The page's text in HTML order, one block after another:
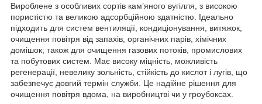
Вироблене з особливих сортів кам’яного вугілля, з високою
пористістю та великою адсорбційною здатністю. Ідеально
підходить для систем вентиляції, кондиціонування, витяжок,
очищення повітря від запахів, органічних парів, хімічних
домішок; також для очищення газових потоків, промислових
та побутових систем. Має високу міцність, можливість
регенерації, невелику зольність, стійкість до кислот і лугів, що
забезпечує довгий термін служби. Це надійне рішення для
очищення повітря вдома, на виробництві чи у гроубоксах.